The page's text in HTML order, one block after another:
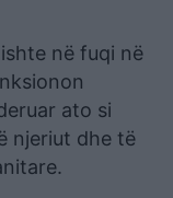
në fuqi në
ato si
njeriut dhe të